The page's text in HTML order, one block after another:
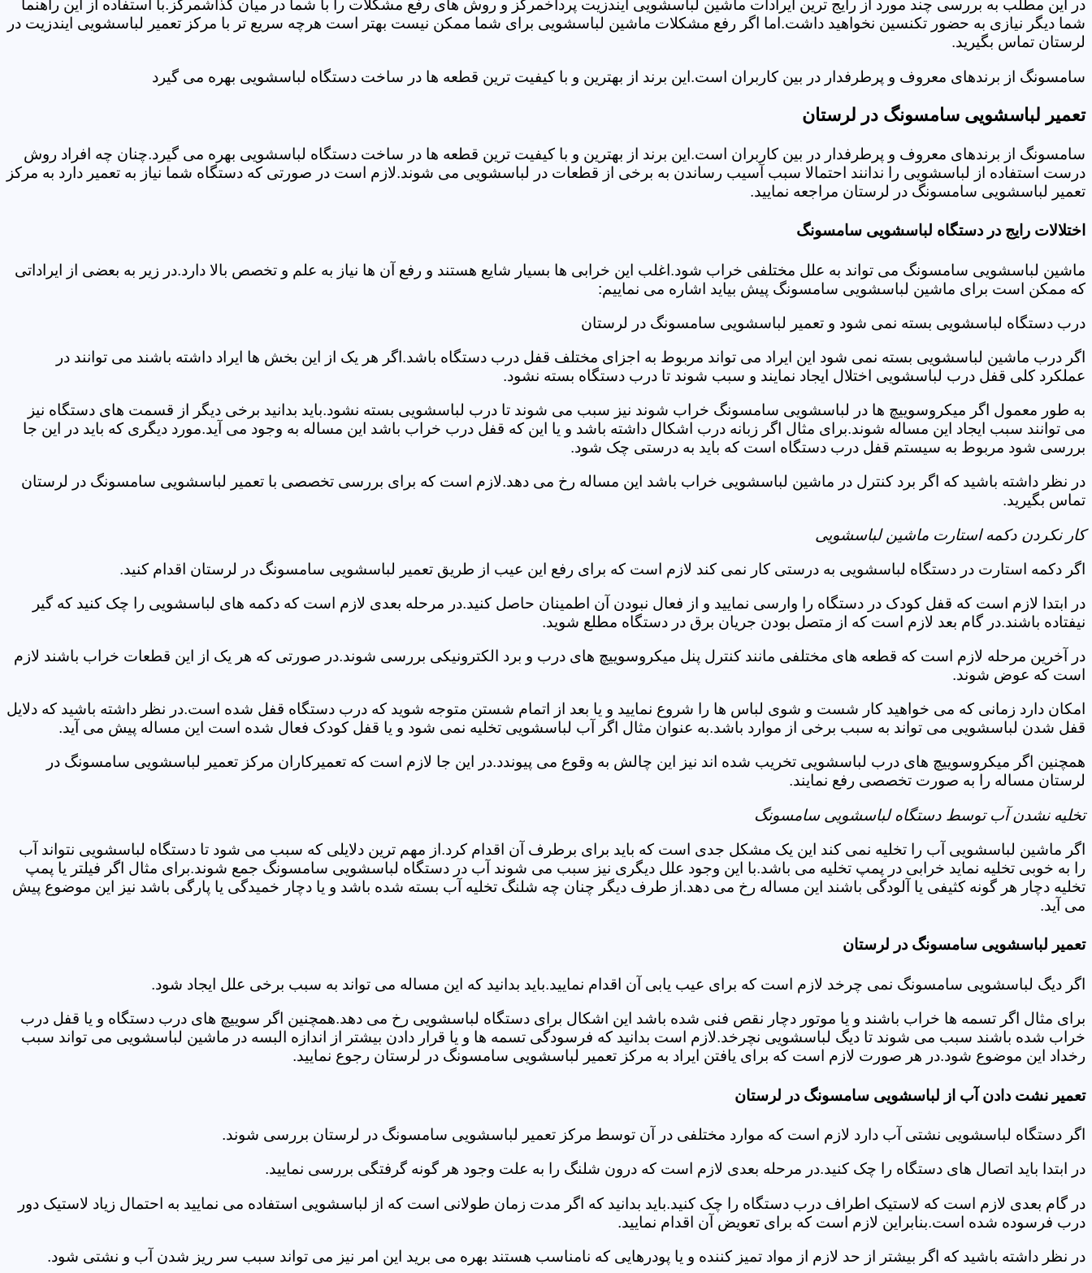
در این مطلب به بررسی چند مورد از رایج ترین ایرادات ماشین لباسشویی ایندزیت پرداخمرکز و روش های رفع مشکلات را با شما در میان گذاشمرکز.با استفاده از این راهنما
شما دیگر نیازی به حضور تکنسین نخواهید داشت.اما اگر رفع مشکلات ماشین لباسشویی برای شما ممکن نیست بهتر است هرچه سریع تر با مرکز تعمیر لباسشویی ایندزیت در
لرستان تماس بگیرید.
سامسونگ از برندهای معروف و پرطرفدار در بین کاربران است.این برند از بهترین و با کیفیت ترین قطعه ها در ساخت دستگاه لباسشویی بهره می گیرد
تعمیر لباسشویی سامسونگ در لرستان
سامسونگ از برندهای معروف و پرطرفدار در بین کاربران است.این برند از بهترین و با کیفیت ترین قطعه ها در ساخت دستگاه لباسشویی بهره می گیرد.چنان چه افراد روش
درست استفاده از لباسشویی را ندانند احتمالا سبب آسیب رساندن به برخی از قطعات در لباسشویی می شوند.لازم است در صورتی که دستگاه شما نیاز به تعمیر دارد به مرکز
تعمیر لباسشویی سامسونگ در لرستان مراجعه نمایید.
اختلالات رایج در دستگاه لباسشویی سامسونگ
ماشین لباسشویی سامسونگ می تواند به علل مختلفی خراب شود.اغلب این خرابی ها بسیار شایع هستند و رفع آن ها نیاز به علم و تخصص بالا دارد.در زیر به بعضی از ایراداتی
که ممکن است برای ماشین لباسشویی سامسونگ پیش بیاید اشاره می نماییم:
درب دستگاه لباسشویی بسته نمی شود و تعمیر لباسشویی سامسونگ در لرستان
اگر درب ماشین لباسشویی بسته نمی شود این ایراد می تواند مربوط به اجزای مختلف قفل درب دستگاه باشد.اگر هر یک از این بخش ها ایراد داشته باشند می توانند در
عملکرد کلی قفل درب لباسشویی اختلال ایجاد نمایند و سبب شوند تا درب دستگاه بسته نشود.
به طور معمول اگر میکروسوییچ ها در لباسشویی سامسونگ خراب شوند نیز سبب می شوند تا درب لباسشویی بسته نشود.باید بدانید برخی دیگر از قسمت های دستگاه نیز
می توانند سبب ایجاد این مساله شوند.برای مثال اگر زبانه درب اشکال داشته باشد و یا این که قفل درب خراب باشد این مساله به وجود می آید.مورد دیگری که باید در این جا
بررسی شود مربوط به سیستم قفل درب دستگاه است که باید به درستی چک شود.
در نظر داشته باشید که اگر برد کنترل در ماشین لباسشویی خراب باشد این مساله رخ می دهد.لازم است که برای بررسی تخصصی با تعمیر لباسشویی سامسونگ در لرستان
تماس بگیرید.
کار نکردن دکمه استارت ماشین لباسشویی
اگر دکمه استارت در دستگاه لباسشویی به درستی کار نمی کند لازم است که برای رفع این عیب از طریق تعمیر لباسشویی سامسونگ در لرستان اقدام کنید.
در ابتدا لازم است که قفل کودک در دستگاه را وارسی نمایید و از فعال نبودن آن اطمینان حاصل کنید.در مرحله بعدی لازم است که دکمه های لباسشویی را چک کنید که گیر
نیفتاده باشند.در گام بعد لازم است که از متصل بودن جریان برق در دستگاه مطلع شوید.
در آخرین مرحله لازم است که قطعه های مختلفی مانند کنترل پنل میکروسوییچ های درب و برد الکترونیکی بررسی شوند.در صورتی که هر یک از این قطعات خراب باشند لازم
است که عوض شوند.
امکان دارد زمانی که می خواهید کار شست و شوی لباس ها را شروع نمایید و یا بعد از اتمام شستن متوجه شوید که درب دستگاه قفل شده است.در نظر داشته باشید که دلایل
قفل شدن لباسشویی می تواند به سبب برخی از موارد باشد.به عنوان مثال اگر آب لباسشویی تخلیه نمی شود و یا قفل کودک فعال شده است این مساله پیش می آید.
همچنین اگر میکروسوییچ های درب لباسشویی تخریب شده اند نیز این چالش به وقوع می پیوندد.در این جا لازم است که تعمیرکاران مرکز تعمیر لباسشویی سامسونگ در
لرستان مساله را به صورت تخصصی رفع نمایند.
تخلیه نشدن آب توسط دستگاه لباسشویی سامسونگ
اگر ماشین لباسشویی آب را تخلیه نمی کند این یک مشکل جدی است که باید برای برطرف آن اقدام کرد.از مهم ترین دلایلی که سبب می شود تا دستگاه لباسشویی نتواند آب
را به خوبی تخلیه نماید خرابی در پمپ تخلیه می باشد.با این وجود علل دیگری نیز سبب می شوند آب در دستگاه لباسشویی سامسونگ جمع شوند.برای مثال اگر فیلتر یا پمپ
تخلیه دچار هر گونه کثیفی یا آلودگی باشند این مساله رخ می دهد.از طرف دیگر چنان چه شلنگ تخلیه آب بسته شده باشد و یا دچار خمیدگی یا پارگی باشد نیز این موضوع پیش
می آید.
تعمیر لباسشویی سامسونگ در لرستان
اگر دیگ لباسشویی سامسونگ نمی چرخد لازم است که برای عیب یابی آن اقدام نمایید.باید بدانید که این مساله می تواند به سبب برخی علل ایجاد شود.
برای مثال اگر تسمه ها خراب باشند و یا موتور دچار نقص فنی شده باشد این اشکال برای دستگاه لباسشویی رخ می دهد.همچنین اگر سوییچ های درب دستگاه و یا قفل درب
خراب شده باشند سبب می شوند تا دیگ لباسشویی نچرخد.لازم است بدانید که فرسودگی تسمه ها و یا قرار دادن بیشتر از اندازه البسه در ماشین لباسشویی می تواند سبب
رخداد این موضوع شود.در هر صورت لازم است که برای یافتن ایراد به مرکز تعمیر لباسشویی سامسونگ در لرستان رجوع نمایید.
تعمیر نشت دادن آب از لباسشویی سامسونگ در لرستان
اگر دستگاه لباسشویی نشتی آب دارد لازم است که موارد مختلفی در آن توسط مرکز تعمیر لباسشویی سامسونگ در لرستان بررسی شوند.
در ابتدا باید اتصال های دستگاه را چک کنید.در مرحله بعدی لازم است که درون شلنگ را به علت وجود هر گونه گرفتگی بررسی نمایید.
در گام بعدی لازم است که لاستیک اطراف درب دستگاه را چک کنید.باید بدانید که اگر مدت زمان طولانی است که از لباسشویی استفاده می نمایید به احتمال زیاد لاستیک دور
درب فرسوده شده است.بنابراین لازم است که برای تعویض آن اقدام نمایید.
در نظر داشته باشید که اگر بیشتر از حد لازم از مواد تمیز کننده و یا پودرهایی که نامناسب هستند بهره می برید این امر نیز می تواند سبب سر ریز شدن آب و نشتی شود.